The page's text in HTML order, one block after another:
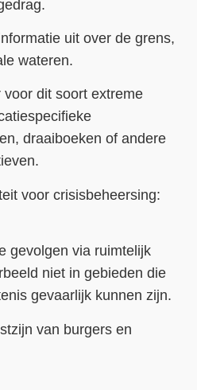
uit over de grens,
wateren.
dit soort extreme
draaiboeken of andere
voor crisisbeheersing:
gevolgen via ruimtelijk
niet in gebieden die
gevaarlijk kunnen zijn.
van burgers en